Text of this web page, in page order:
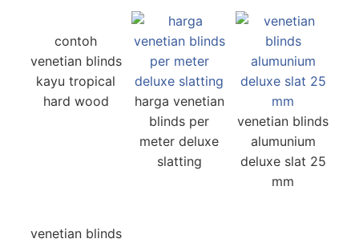
contoh
venetian blinds
kayu tropical
hard wood
harga venetian
blinds per
meter deluxe
slatting
venetian blinds
alumunium
deluxe slat 25
mm
venetian blinds